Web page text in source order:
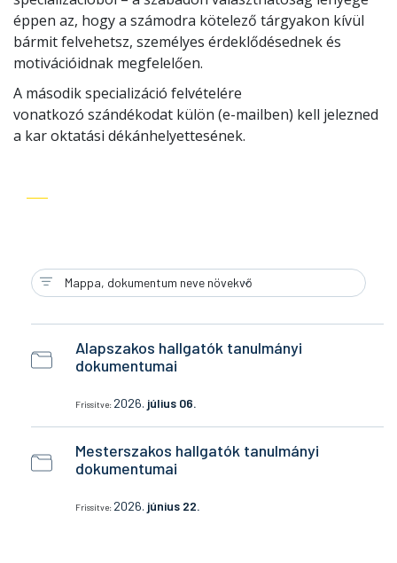
éppen az, hogy a számodra kötelező tárgyakon kívül
bármit felvehetsz, személyes érdeklődésednek és
motivációidnak megfelelően.
A második specializáció felvételére
vonatkozó szándékodat külön (e-mailben) kell jelezned
a kar oktatási dékánhelyettesének.
Alapszakos hallgatók tanulmányi
dokumentumai
Frissítve: 2026. július 06.
Mesterszakos hallgatók tanulmányi
dokumentumai
Frissítve: 2026. június 22.